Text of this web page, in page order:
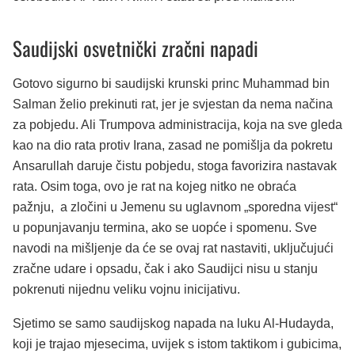
Saudijski osvetnički zračni napadi
Gotovo sigurno bi saudijski krunski princ Muhammad bin
Salman želio prekinuti rat, jer je svjestan da nema načina
za pobjedu. Ali Trumpova administracija, koja na sve gleda
kao na dio rata protiv Irana, zasad ne pomišlja da pokretu
Ansarullah daruje čistu pobjedu, stoga favorizira nastavak
rata. Osim toga, ovo je rat na kojeg nitko ne obraća
pažnju, a zločini u Jemenu su uglavnom „sporedna vijest“
u popunjavanju termina, ako se uopće i spomenu. Sve
navodi na mišljenje da će se ovaj rat nastaviti, uključujući
zračne udare i opsadu, čak i ako Saudijci nisu u stanju
pokrenuti nijednu veliku vojnu inicijativu.
Sjetimo se samo saudijskog napada na luku Al-Hudayda,
koji je trajao mjesecima, uvijek s istom taktikom i gubicima,